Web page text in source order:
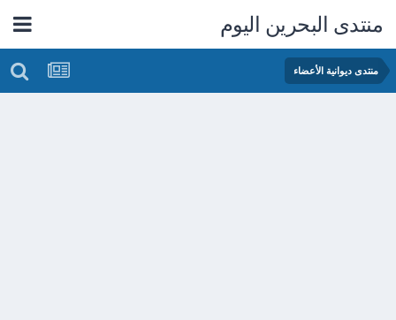
منتدى البحرين اليوم
منتدى ديوانية الأعضاء